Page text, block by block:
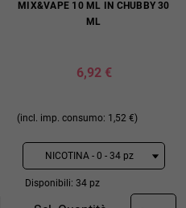
MIX&VAPE 10 ML IN CHUBBY 30
ML
6,92 €
(incl. imp. consumo: 1,52 €)
Disponibili: 34 pz